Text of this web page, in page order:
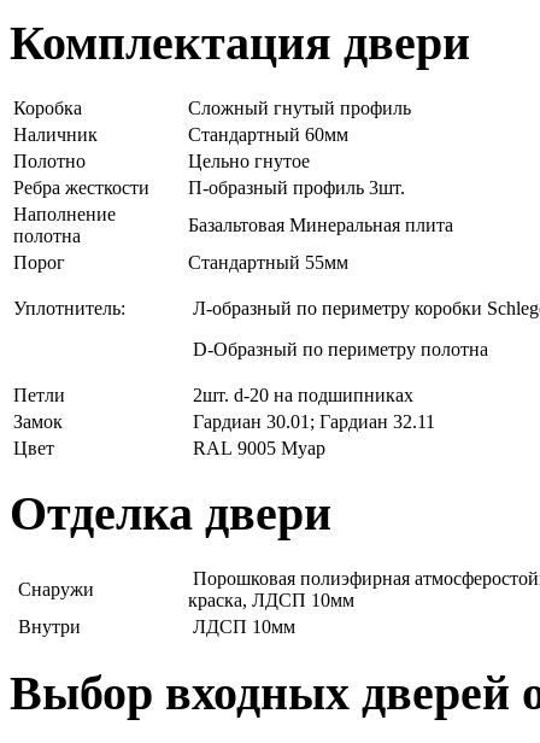
Комплектация двери
Коробка
Сложный гнутый профиль
Наличник
Стандартный 60мм
Полотно
Цельно гнутое
Ребра жесткости
П-образный профиль 3шт.
Наполнение
полотна
Базальтовая Минеральная плита
Порог
Стандартный 55мм
Уплотнитель:
Л-образный по периметру коробки
D-Образный по периметру полотна
Петли
2шт. d-20 на подшипниках
Замок
Гардиан 30.01; Гардиан 32.11
Цвет
RAL 9005 Муар
Отделка двери
Снаружи
Порошковая полиэфирная
краска, ЛДСП 10мм
Внутри
ЛДСП 10мм
Выбор входных